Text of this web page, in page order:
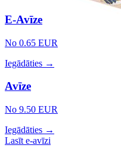
E-Avīze
No 0.65 EUR
Iegādāties →
Avīze
No 9.50 EUR
Iegādāties →
Lasīt e-avīzi